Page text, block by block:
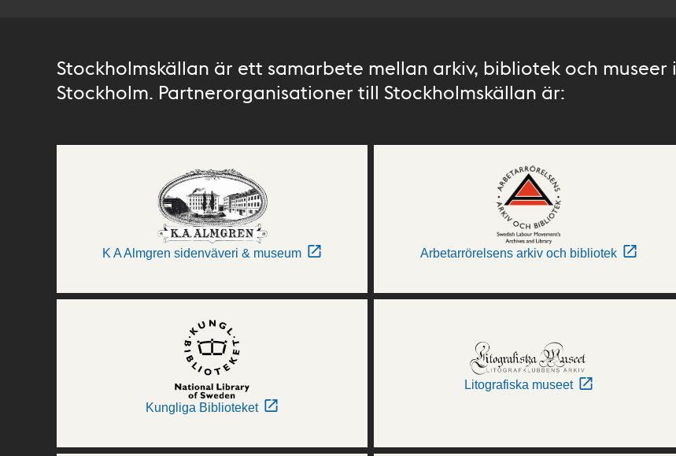
Stockholmskällan är ett samarbete mellan arkiv, bibliotek och museer i
Stockholm. Partnerorganisationer till Stockholmskällan är:
K A Almgren sidenväveri & museum Arbetarrörelsens arkiv och bibliotek
Kungliga Biblioteket
Litografiska museet